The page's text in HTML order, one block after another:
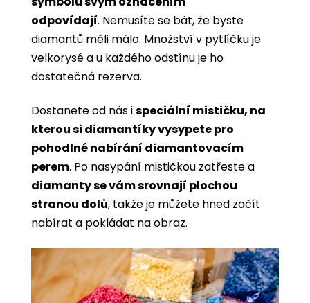
odpovídají. Nemusíte se bát, že byste
diamantů měli málo. Množství v pytlíčku je
velkorysé a u každého odstínu je ho
dostatečná rezerva.
Dostanete od nás ispeciální mističku, na
kterou si diamantíky vysypete pro
pohodlné nabírání diamantovacím
perem. Po nasypání mističkou zatřeste a
diamanty se vám srovnají plochou
stranou dolů, takže je můžete hned začít
nabírat a pokládat na obraz.